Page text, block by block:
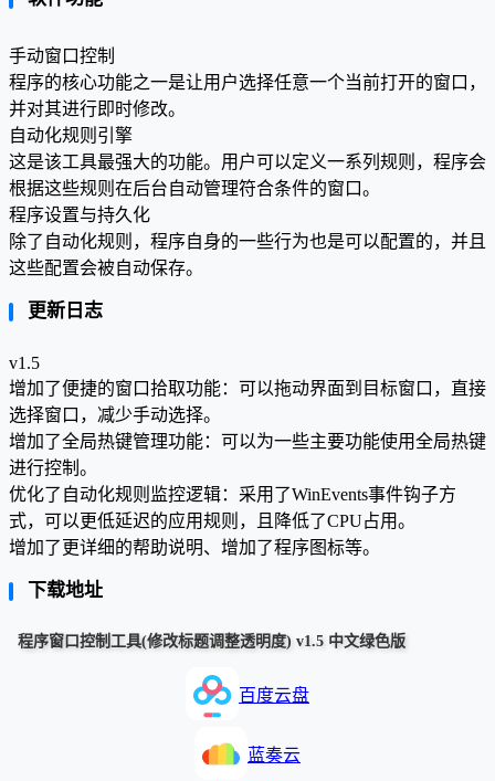
手动窗口控制
程序的核心功能之一是让用户选择任意一个当前打开的窗口，
并对其进行即时修改。
自动化规则引擎
这是该工具最强大的功能。用户可以定义一系列规则，程序会
根据这些规则在后台自动管理符合条件的窗口。
程序设置与持久化
除了自动化规则，程序自身的一些行为也是可以配置的，并且
这些配置会被自动保存。
更新日志
v1.5
增加了便捷的窗口拾取功能：可以拖动界面到目标窗口，直接
选择窗口，减少手动选择。
增加了全局热键管理功能：可以为一些主要功能使用全局热键
进行控制。
优化了自动化规则监控逻辑：采用了WinEvents事件钩子方
式，可以更低延迟的应用规则，且降低了CPU占用。
增加了更详细的帮助说明、增加了程序图标等。
下载地址
程序窗口控制工具(修改标题调整透明度) v1.5 中文绿色版
百度云盘
蓝奏云